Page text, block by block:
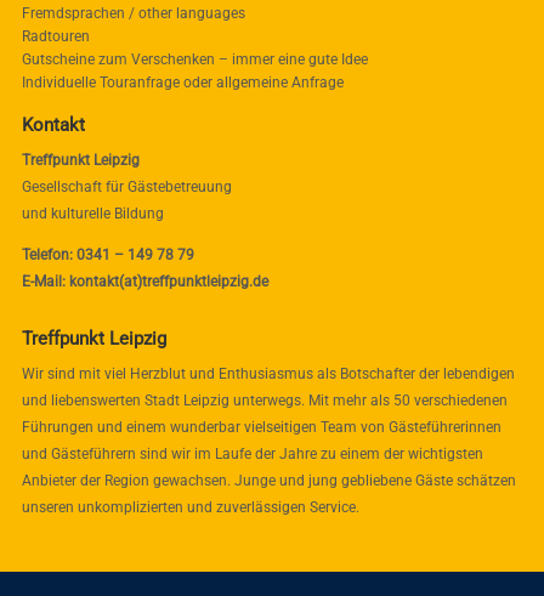
Fremdsprachen / other languages
Radtouren
Gutscheine zum Verschenken – immer eine gute Idee
Individuelle Touranfrage oder allgemeine Anfrage
Kontakt
Treffpunkt Leipzig
Gesellschaft für Gästebetreuung
und kulturelle Bildung
Telefon: 0341 – 149 78 79
E-Mail: kontakt(at)treffpunktleipzig.de
Treffpunkt Leipzig
Wir sind mit viel Herzblut und Enthusiasmus als Botschafter der lebendigen
und liebenswerten Stadt Leipzig unterwegs. Mit mehr als 50 verschiedenen
Führungen und einem wunderbar vielseitigen Team von Gästeführerinnen
und Gästeführern sind wir im Laufe der Jahre zu einem der wichtigsten
Anbieter der Region gewachsen. Junge und jung gebliebene Gäste schätzen
unseren unkomplizierten und zuverlässigen Service.